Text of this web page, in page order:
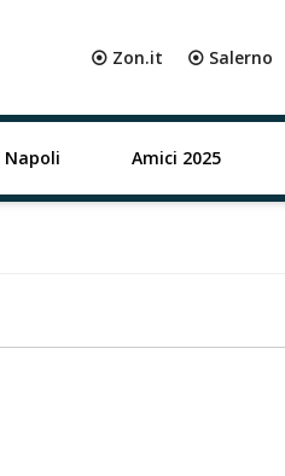
⦿ Zon.it ⦿ Salerno
Napoli Amici 2025